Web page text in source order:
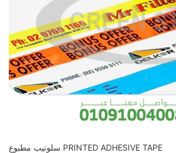
سلوتيب مطبوع PRINTED ADHESIVE TAPE